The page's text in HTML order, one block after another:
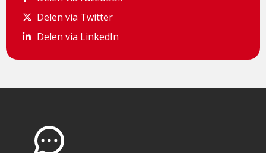
Delen via Twitter
Delen via Twitter
Delen via LinkedIn
Delen via LinkedIn